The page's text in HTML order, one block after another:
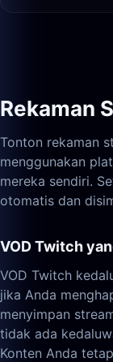
Rekaman
Tonton rekaman
menggunakan
mereka sendiri.
otomatis dan
VOD Twitch
VOD Twitch
jika Anda
menyimpan
tidak ada
Konten Anda